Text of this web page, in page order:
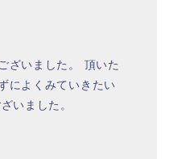
ざいました。 頂いた
によくみていきたい
いました。